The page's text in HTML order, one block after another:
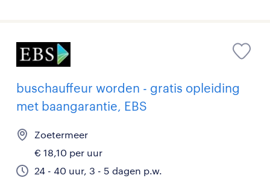
buschauffeur worden - gratis opleiding
met baangarantie, EBS
Zoetermeer
€ 18,10 per uur
24 - 40 uur, 3 - 5 dagen p.w.